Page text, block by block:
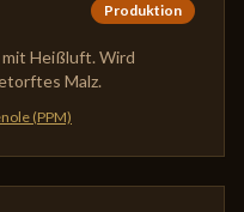
Produktion
Heißluft. Wird
Malz.
(PPM)